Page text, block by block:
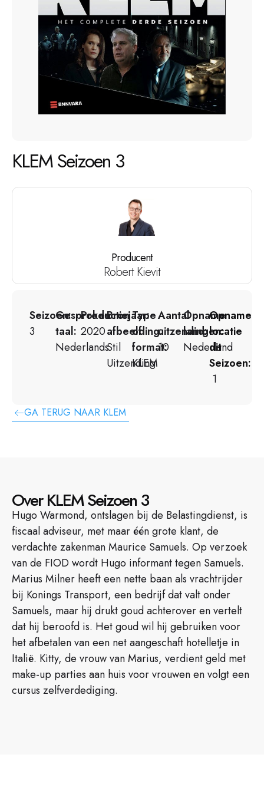
KLEM Seizoen 3
Producent
Robert Kievit
Seizoen:
3
Gesproken
taal:
Nederlands
Productiejaar:
2020
Bron
afbeelding:
Stil
Uitzending
Type
of
format:
KLEM
Aantal
uitzendingen:
10
Opname
land:
Nederland
Opname
locatie
dit
Seizoen:
1
GA TERUG NAAR KLEM
Over KLEM Seizoen 3
Hugo Warmond, ontslagen bij de Belastingdienst, is
fiscaal adviseur, met maar één grote klant, de
verdachte zakenman Maurice Samuels. Op verzoek
van de FIOD wordt Hugo informant tegen Samuels.
Marius Milner heeft een nette baan als vrachtrijder
bij Konings Transport, een bedrijf dat valt onder
Samuels, maar hij drukt goud achterover en vertelt
dat hij beroofd is. Het goud wil hij gebruiken voor
het afbetalen van een net aangeschaft hotelletje in
Italië. Kitty, de vrouw van Marius, verdient geld met
make-up parties aan huis voor vrouwen en volgt een
cursus zelfverdediging.